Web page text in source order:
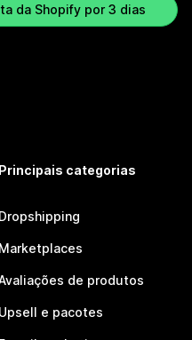
da Shopify por 3 dias
Principais categorias
Dropshipping
Marketplaces
de produtos
Upsell e pacotes